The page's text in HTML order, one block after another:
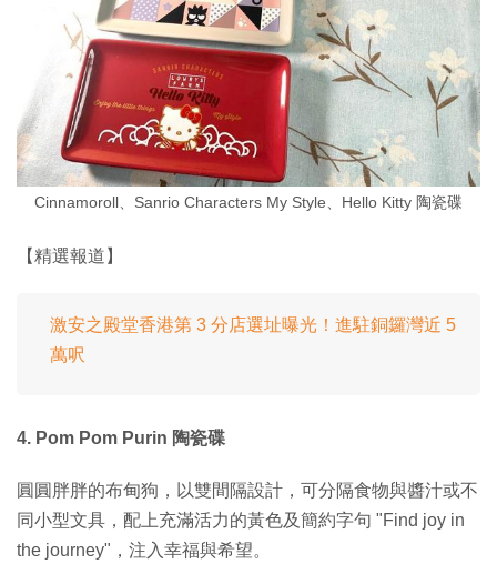
Cinnamoroll、Sanrio Characters My Style、Hello Kitty 陶瓷碟
【精選報道】
激安之殿堂香港第 3 分店選址曝光！進駐銅鑼灣近 5
萬呎
4. Pom Pom Purin 陶瓷碟
圓圓胖胖的布甸狗，以雙間隔設計，可分隔食物與醬汁或不
同小型文具，配上充滿活力的黃色及簡約字句 "Find joy in
the journey"，注入幸福與希望。